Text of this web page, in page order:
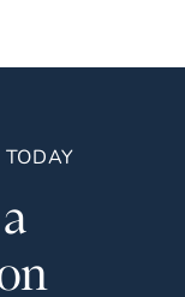
TODAY